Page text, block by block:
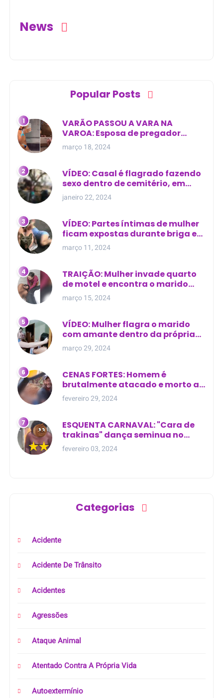
News
Popular Posts
VARÃO PASSOU A VARA NA
VAROA: Esposa de pregador
evangélico descobre
relacionamento extra-conjugal
março 18, 2024
VÍDEO: Casal é flagrado fazendo
sexo dentro de cemitério, em
cima de túmulo no Maranhão
janeiro 22, 2024
VÍDEO: Partes íntimas de mulher
ficam expostas durante briga em
Manaus
março 11, 2024
TRAIÇÃO: Mulher invade quarto
de motel e encontra o marido
com outra na cama
março 15, 2024
VÍDEO: Mulher flagra o marido
com amante dentro da própria
residência
março 29, 2024
CENAS FORTES: Homem é
brutalmente atacado e morto a
golpes de facão em joão lisboa
fevereiro 29, 2024
ESQUENTA CARNAVAL: "Cara de
trakinas" dança seminua no
meio da rua na Bahia
fevereiro 03, 2024
Categorias
Acidente
Acidente De Trânsito
Acidentes
Agressões
Ataque Animal
Atentado Contra A Própria Vida
Autoextermínio